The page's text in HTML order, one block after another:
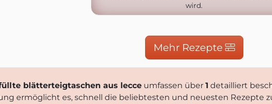
wird.
Mehr Rezepte
blätterteigtaschen aus lecce umfassen über 1 detailliert
ermöglicht es, schnell die beliebtesten und neuesten Rezepte